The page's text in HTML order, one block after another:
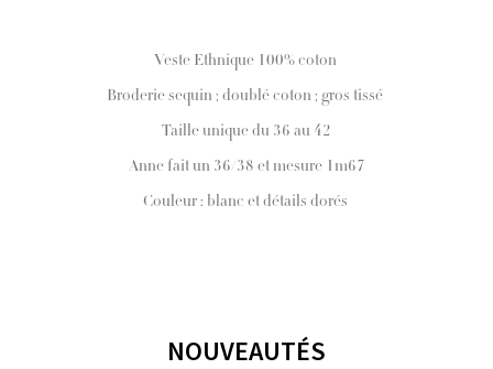
Veste Ethnique 100% coton
Broderie sequin ; doublé coton ; gros tissé
Taille unique du 36 au 42
Anne fait un 36/38 et mesure 1m67
Couleur : blanc et détails dorés
NOUVEAUTÉS